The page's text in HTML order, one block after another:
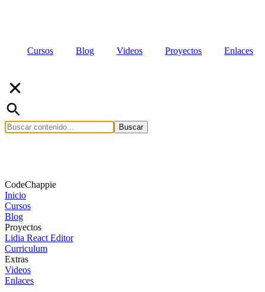
Cursos Blog Videos Proyectos Enlaces
Buscar
CodeChappie
Inicio
Cursos
Blog
Proyectos
Lidia React Editor
Curriculum
Extras
Videos
Enlaces